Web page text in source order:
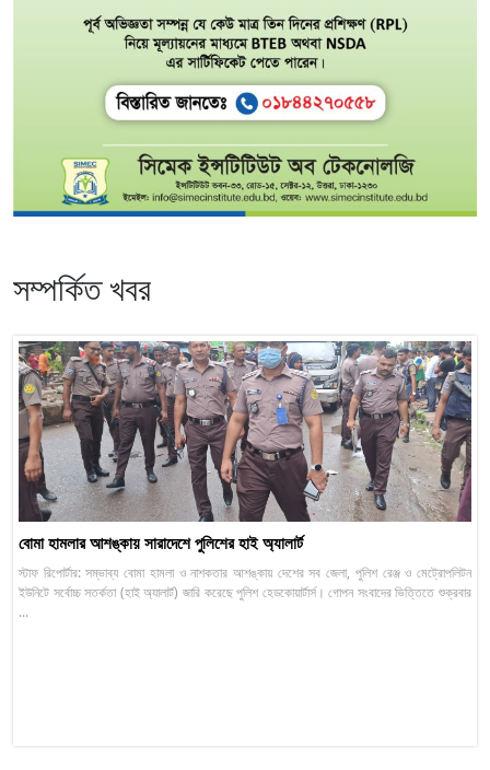
সম্পর্কিত খবর
বোমা হামলার আশঙ্কায় সারাদেশে পুলিশের হাই অ্যালার্ট
স্টাফ রিপোর্টার: সম্ভাব্য বোমা হামলা ও নাশকতার আশঙ্কায় দেশের সব জেলা, পুলিশ রেঞ্জ ও মেট্রোপলিটন
ইউনিটে সর্বোচ্চ সতর্কতা (হাই অ্যালার্ট) জারি করেছে পুলিশ হেডকোয়ার্টার্স। গোপন সংবাদের ভিত্তিতে শুক্রবার
...